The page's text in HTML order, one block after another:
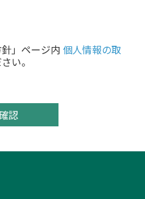
」ページ内 個人情報の取
い。